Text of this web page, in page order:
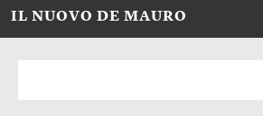
IL NUOVO DE MAURO